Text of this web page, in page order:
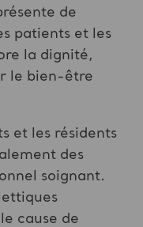
de
patients et les
la dignité,
le bien-être
et les résidents
des
soignant.
cause de